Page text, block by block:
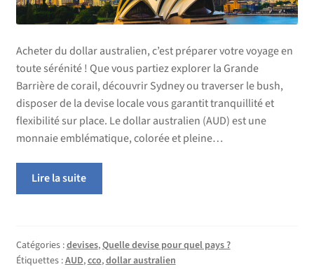
Acheter du dollar australien, c’est préparer votre voyage en
toute sérénité ! Que vous partiez explorer la Grande
Barrière de corail, découvrir Sydney ou traverser le bush,
disposer de la devise locale vous garantit tranquillité et
flexibilité sur place. Le dollar australien (AUD) est une
monnaie emblématique, colorée et pleine…
Lire la suite
Catégories :devises,Quelle devise pour quel pays ?
Étiquettes :AUD,cco,dollar australien